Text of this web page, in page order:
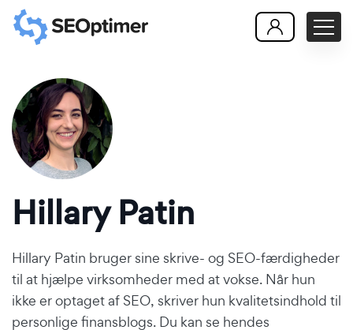
Hillary Patin
Hillary Patin bruger sine skrive- og SEO-færdigheder
til at hjælpe virksomheder med at vokse. Når hun
ikke er optaget af SEO, skriver hun kvalitetsindhold til
personlige finansblogs. Du kan se hendes